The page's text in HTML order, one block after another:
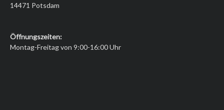
14471 Potsdam
Öffnungszeiten:
Montag-Freitag von 9:00-16:00 Uhr